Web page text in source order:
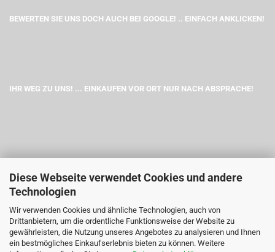
Diese Webseite verwendet Cookies und andere
Technologien
Wir verwenden Cookies und ähnliche Technologien, auch von
Drittanbietern, um die ordentliche Funktionsweise der Website zu
gewährleisten, die Nutzung unseres Angebotes zu analysieren und Ihnen
ein bestmögliches Einkaufserlebnis bieten zu können. Weitere
BEWERTEN SIE UNS DOCH AUCH BEI GOOGLE! .. EINFACH ANKLICKEN!
IHR WEG ZU UNS! ... EINKAUFEN VOR ORT NUR NACH ABSPRACHE!